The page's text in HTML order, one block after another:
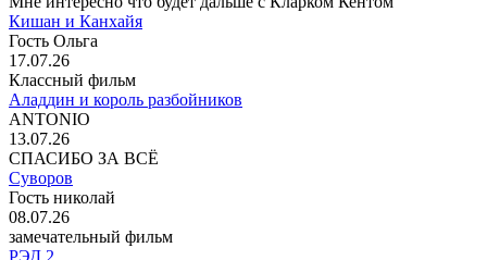
Кишан и Канхайя
Гость Ольга
17.07.26
Классный фильм
Аладдин и король разбойников
ANTONIO
13.07.26
СПАСИБО ЗА ВСЁ
Суворов
Гость николай
08.07.26
замечательный фильм
РЭД 2